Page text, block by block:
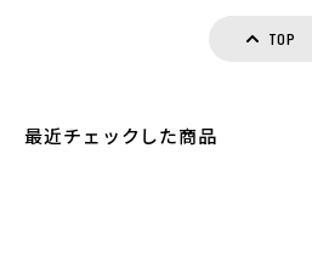
TOP
最近チェックした商品